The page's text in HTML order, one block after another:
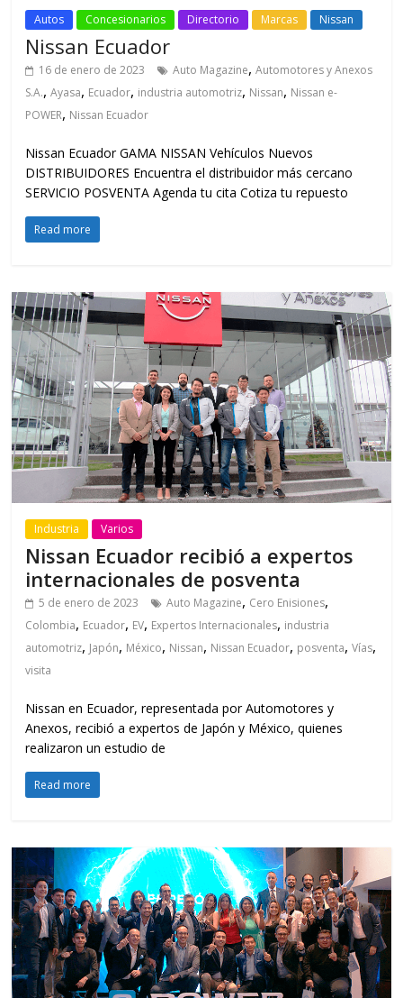
Autos Concesionarios Directorio Marcas Nissan
Nissan Ecuador
16 de enero de 2023 Auto Magazine,Automotores y Anexos
S.A.,Ayasa, Ecuador, industria automotriz, Nissan, Nissan e-
POWER, Nissan Ecuador
Nissan Ecuador GAMA NISSAN Vehículos Nuevos
DISTRIBUIDORES Encuentra el distribuidor más cercano
SERVICIO POSVENTA Agenda tu cita Cotiza tu repuesto
Read more
Industria Varios
Nissan Ecuador recibió a expertos
internacionales de posventa
5 de enero de 2023 Auto Magazine, Cero Enisiones,
Colombia, Ecuador, EV, Expertos Internacionales, industria
automotriz, Japón, México, Nissan, Nissan Ecuador, posventa,Vías,
visita
Nissan en Ecuador, representada por Automotores y
Anexos, recibió a expertos de Japón y México, quienes
realizaron un estudio de
Read more